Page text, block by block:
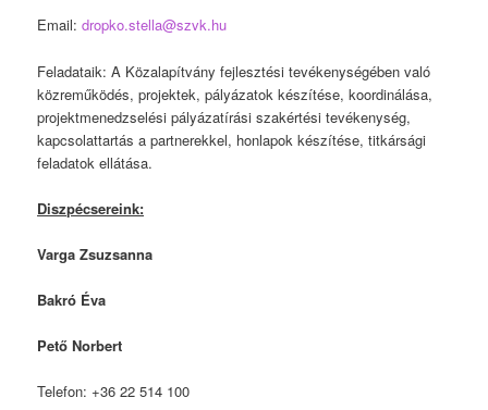
Email:dropko.stella@szvk.hu
Feladataik: A Közalapítvány fejlesztési tevékenységében való
közreműködés, projektek, pályázatok készítése, koordinálása,
projektmenedzselési pályázatírási szakértési tevékenység,
kapcsolattartás a partnerekkel, honlapok készítése, titkársági
feladatok ellátása.
Diszpécsereink:
Varga Zsuzsanna
Bakró Éva
Pető Norbert
Telefon: +36 22 514 100